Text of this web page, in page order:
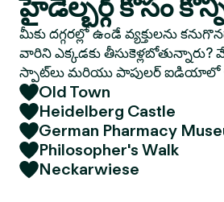
హైడెల్బర్గ్ కోసం
మీకు దగ్గరల్లో ఉండే వ్యక్తులను
వారిని ఎక్కడకు
స్పాట్‌లు మరియు పాపులర్ ఐడియాలో
Old Town
Heidelberg Castle
German Pharmacy
Philosopher's Walk
Neckarwiese